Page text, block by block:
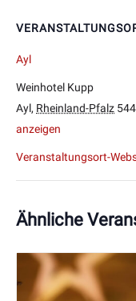
Ayl
Weinhotel Kupp
Ayl, Rheinland-Pfalz
anzeigen
Veranstaltungsort-
Ähnliche